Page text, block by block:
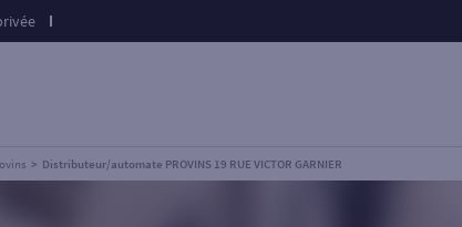
Distributeur/automate PROVINS 19 RUE VICTOR GARNIER